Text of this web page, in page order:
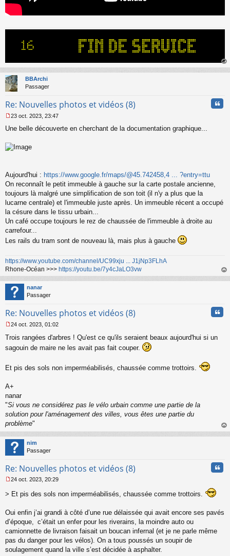
au
BBArchi
Passager
Re: Nouvelles photos et vidéos (8)
e
s
a
n
o
n
u
23 oct. 2023, 23:47
Une belle découverte en cherchant de la documentation graphique...
Aujourd'hui : https://www.google.fr/maps/@45.742458,4 ... ?entry=ttu
On reconnaît le petit immeuble à gauche sur la carte postale ancienne,
toujours là malgré une simplification de son toit (il n'y a plus que la
lucarne centrale) et l'immeuble juste après. Un immeuble récent a occupé
la césure dans le tissu urbain...
Un café occupe toujours le rez de chaussée de l'immeuble à droite au
carrefour...
Les rails du tram sont de nouveau là, mais plus à gauche
https://www.youtube.com/channel/UC99xju ... J1jNp3FLhA
Rhone-Océan >>> https://youtu.be/7y4cJaLO3vw
au
nanar
Passager
Re: Nouvelles photos et vidéos (8)
e
s
s
g
n
n
l
u
24 oct. 2023, 01:02
Trois rangées d'arbres ! Qu'est ce qu'ils seraient beaux aujourd'hui si un
sagouin de maire ne les avait pas fait couper.
Et pis des sols non imperméabilisés, chaussée comme trottoirs.
A+
nanar
"Si vous ne considérez pas le vélo urbain comme une partie de la
solution pour l'aménagement des villes, vous êtes une partie du
problème"
au
nim
Passager
Re: Nouvelles photos et vidéos (8)
e
a
g
e
n
24 oct. 2023, 20:29
> Et pis des sols non imperméabilisés, chaussée comme trottoirs.
Oui enfin j’ai grandi à côté d’une rue délaissée qui avait encore ses pavés
d’époque, c’était un enfer pour les riverains, la moindre auto ou
camionnette de livraison faisait un boucan infernal (et je ne parle même
pas du danger pour les vélos). On a tous poussés un soupir de
soulagement quand la ville s’est décidée à asphalter.